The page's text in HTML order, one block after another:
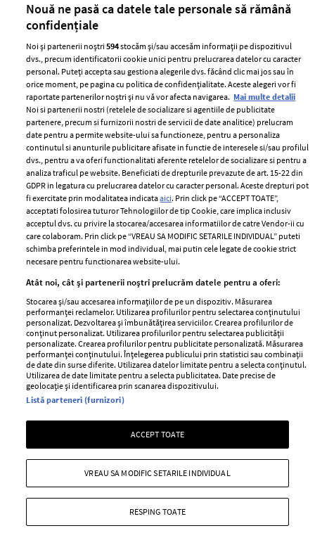
ELLE Style Awards
2024
Despre ELLE
Romania
Contact
Abonamente
Termeni si conditii
Politica de
confidențialitate
Politica de cookies
Publicitate
GSP
Unica
Baby
Retete
femei
Viva
Avantaje
Retete practice
Pariază responsabil! Decizia ONJN nr. 821/25.09.2025.
Jocurile de noroc sunt interzise minorilor.
Copyright © 2026 Ringier Romania SRL
Nouă ne pasă ca datele tale personale să rămână
confidențiale
Noi și partenerii noștri594stocăm și/sau accesăm informații pe dispozitivul
dvs., precum identificatorii cookie unici pentru prelucrarea datelor cu caracter
personal. Puteți accepta sau gestiona alegerile dvs. făcând clic mai jos sau în
orice moment, pe pagina cu politica de confidențialitate. Aceste alegeri vor fi
raportate partenerilor noștri și nu vă vor afecta navigarea. Mai multe detalii
Noi si partenerii nostri (retelele de socializare si agentiile de publicitate
partenere, precum si furnizorii nostri de servicii de date analitice) prelucram
date pentru a permite website-ului sa functioneze, pentru a personaliza
continutul si anunturile publicitare afisate in functie de interesele si/sau profilul
dvs., pentru a va oferi functionalitati aferente retelelor de socializare si pentru a
analiza traficul pe website. Beneficiati de drepturile prevazute de art. 15-22 din
GDPR in legatura cu prelucrarea datelor cu caracter personal. Aceste drepturi pot
fi exercitate prin modalitatea indicataaici. Prin click pe “ACCEPT TOATE”,
acceptati folosirea tuturor Tehnologiilor de tip Cookie, care implica inclusiv
acceptul dvs. cu privire la stocarea/accesarea informatiilor de catre Vendor-ii cu
care colaboram. Prin click pe “VREAU SA MODIFIC SETARILE INDIVIDUAL” puteti
schimba preferintele in mod individual, mai putin cele legate de cookie strict
necesare pentru functionarea website-ului.
Atât noi, cât și partenerii noștri prelucrăm datele pentru a oferi:
Stocarea și/sau accesarea informațiilor de pe un dispozitiv. Măsurarea
performanței reclamelor. Utilizarea profilurilor pentru selectarea conținutului
personalizat. Dezvoltarea și îmbunătățirea serviciilor. Crearea profilurilor de
conținut personalizat. Utilizarea profilurilor pentru selectarea publicității
personalizate. Crearea profilurilor pentru publicitate personalizată. Măsurarea
performanței conținutului. Înțelegerea publicului prin statistici sau combinații
de date din surse diferite. Utilizarea datelor limitate pentru a selecta conținutul.
Utilizarea de date limitate pentru a selecta publicitatea. Date precise de
geolocație și identificarea prin scanarea dispozitivului.
Listă parteneri (furnizori)
ACCEPT TOATE
RESPING TOATE
VREAU SA MODIFIC SETARILE INDIVIDUAL